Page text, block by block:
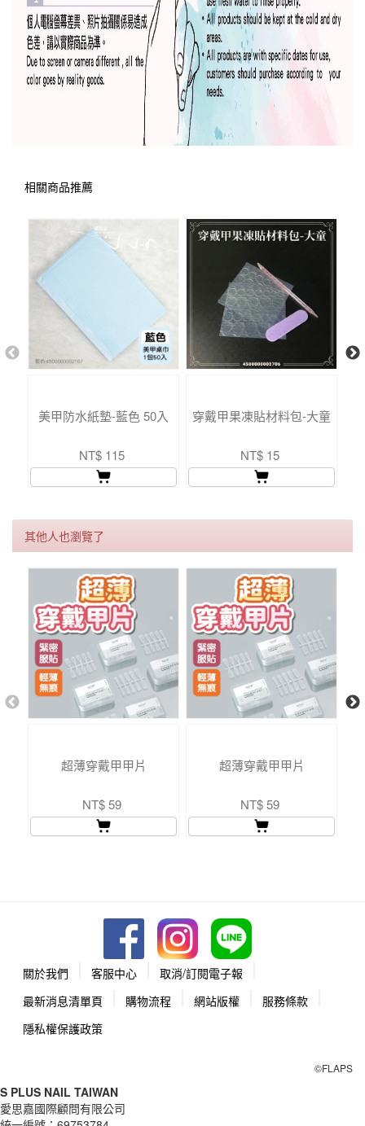
相關商品推薦
美甲防水紙墊-藍色 50入
NT$ 115
穿戴甲果凍貼材料包-大童
NT$ 15
其他人也瀏覽了
超薄穿戴甲甲片
NT$ 59
超薄穿戴甲甲片
NT$ 59
關於我們 客服中心
取消/訂閱電子報
最新消息清單頁
購物流程 網站版權
服務條款
隱私權保護政策
©FLAPS
S PLUS NAIL TAIWAN
愛思嘉國際顧問有限公司